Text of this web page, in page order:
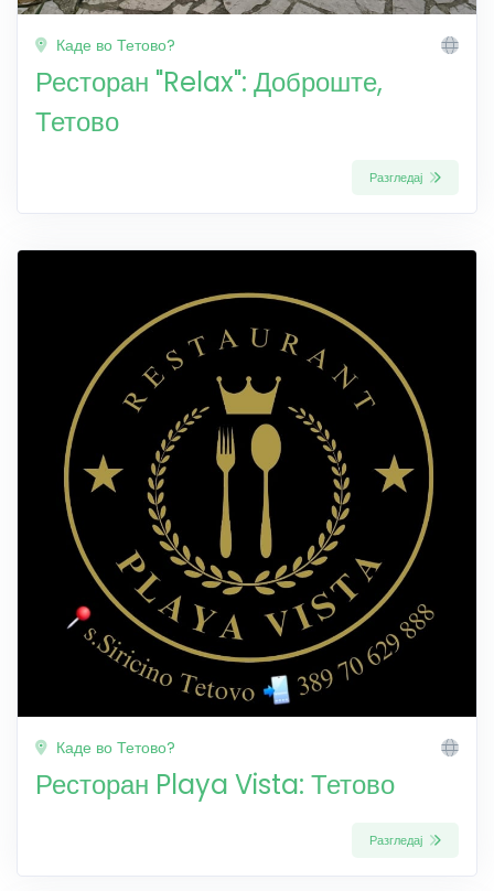
Каде во Тетово?
Ресторан "Relax": Доброште,
Тетово
Разгледај
Каде во Тетово?
Ресторан Playa Vista: Тетово
Разгледај